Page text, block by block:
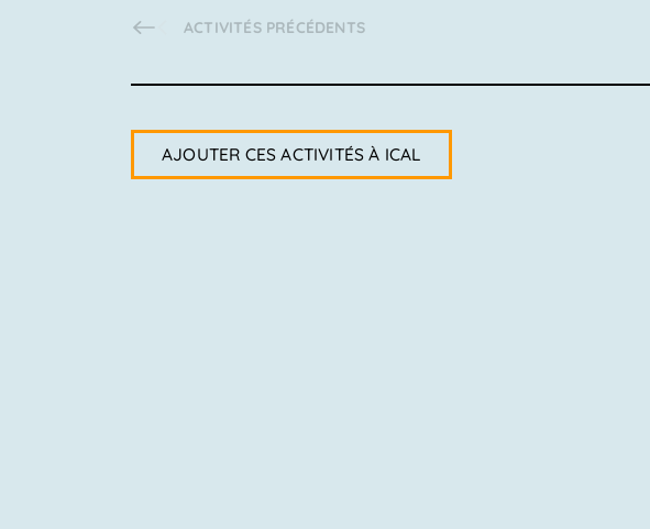
vues
ACTIVITÉSPRÉCÉDENTS
AJOUTER CES ACTIVITÉS À ICAL